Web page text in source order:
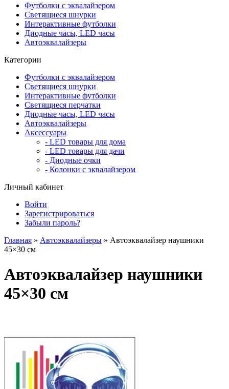
Футболки с эквалайзером
Светящиеся шнурки
Интерактивные футболки
Диодные часы, LED часы
Автоэквалайзеры
Категории
Футболки с эквалайзером
Светящиеся шнурки
Интерактивные футболки
Светящиеся перчатки
Диодные часы, LED часы
Автоэквалайзеры
Аксессуары
- LED товары для дома
- LED товары для дачи
- Диодные очки
- Колонки с эквалайзером
Личный кабинет
Войти
Зарегистрироваться
Забыли пароль?
Главная » Автоэквалайзеры » Автоэквалайзер наушники
45×30 см
Автоэквалайзер наушники
45×30 см